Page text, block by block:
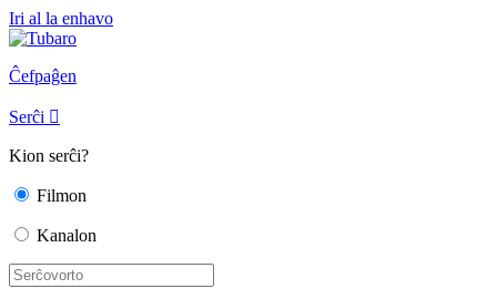
Iri al la enhavo
Ĉefpaĝen
Serĉi 
Kion serĉi?
Filmon
Kanalon